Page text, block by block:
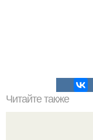
Читайте также